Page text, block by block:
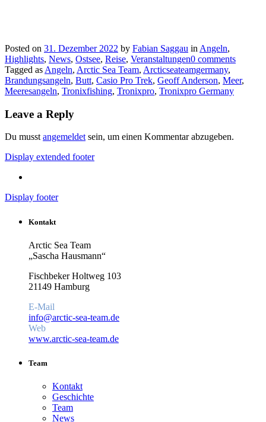
Posted on 31. Dezember 2022 by Fabian Saggau in Angeln,
Highlights, News, Ostsee, Reise, Veranstaltungen0 comments
Tagged as Angeln, Arctic Sea Team, Arcticseateamgermany,
Brandungsangeln, Butt, Casio Pro Trek, Geoff Anderson, Meer,
Meeresangeln, Tronixfishing, Tronixpro, Tronixpro Germany
Leave a Reply
Du musstangemeldetsein, um einen Kommentar abzugeben.
Display extended footer
Display footer
Kontakt
Arctic Sea Team
„Sascha Hausmann“
Fischbeker Holtweg 103
21149 Hamburg
E-Mail
info@arctic-sea-team.de
Web
www.arctic-sea-team.de
Team
Kontakt
Geschichte
Team
News